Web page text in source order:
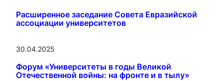
Расширенное заседание Совета Евразийской
ассоциации университетов
30.04.2025
Форум «Университеты в годы Великой
Отечественной войны: на фронте и в тылу»